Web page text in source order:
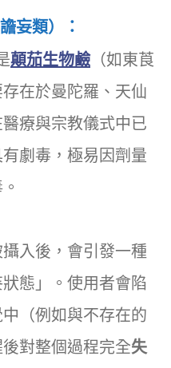
妄類） ：
顛茄生物鹼（如東莨
在於曼陀羅、天仙
療與宗教儀式中已
劇毒，極易因劑量
入後，會引發一種
態」。使用者會陷
（例如與不存在的
對整個過程完全失